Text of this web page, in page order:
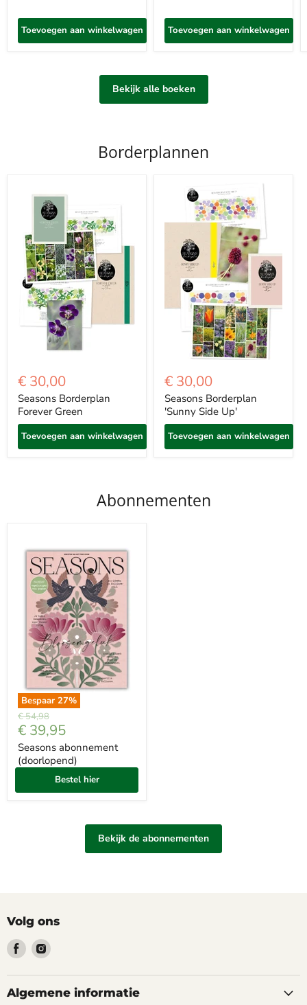
Toevoegen aan winkelwagen Toevoegen aan winkelwagen
Bekijk alle boeken
Borderplannen
€ 30,00
Seasons Borderplan
Forever Green
Toevoegen aan winkelwagen
€ 30,00
Seasons Borderplan
'Sunny Side Up'
Toevoegen aan winkelwagen
Abonnementen
Bespaar 27%
Prijs
€ 54,98
Met
korting
€ 39,95
Seasons abonnement
(doorlopend)
Bestel hier
Bekijk de abonnementen
Volg ons
Vind
ons
op
Facebook
Vind
op
Instagram
Algemene informatie